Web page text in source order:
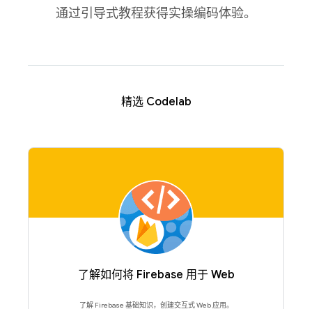
通过引导式教程获得实操编码体验。
精选 Codelab
了解如何将 Firebase 用于 Web
了解 Firebase 基础知识，创建交互式 Web 应用。